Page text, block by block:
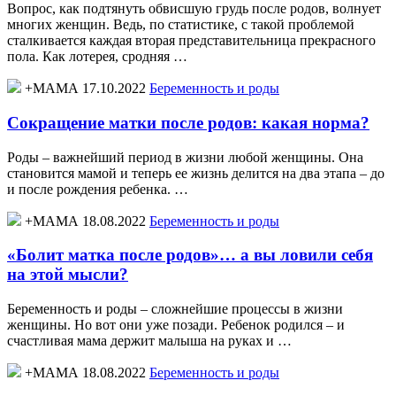
Вопрос, как подтянуть обвисшую грудь после родов, волнует
многих женщин. Ведь, по статистике, с такой проблемой
сталкивается каждая вторая представительница прекрасного
пола. Как лотерея, сродняя …
+МАМА 17.10.2022 Беременность и роды
Сокращение матки после родов: какая норма?
Роды – важнейший период в жизни любой женщины. Она
становится мамой и теперь ее жизнь делится на два этапа – до
и после рождения ребенка. …
+МАМА 18.08.2022 Беременность и роды
«Болит матка после родов»… а вы ловили себя
на этой мысли?
Беременность и роды – сложнейшие процессы в жизни
женщины. Но вот они уже позади. Ребенок родился – и
счастливая мама держит малыша на руках и …
+МАМА 18.08.2022 Беременность и роды